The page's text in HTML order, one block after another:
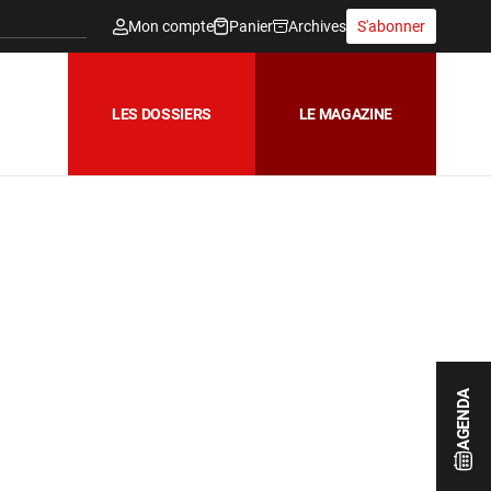
AGENDA
Mon compte Panier Archives S'abonner
LES DOSSIERS LE MAGAZINE